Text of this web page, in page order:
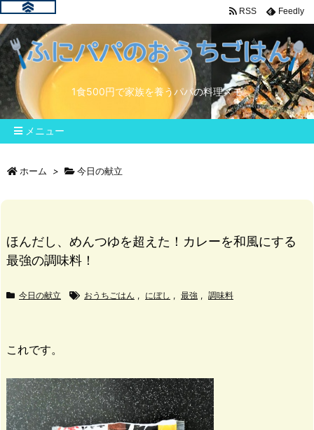
1食500円で家族を養うパパの料理メモ
メニュー
RSS Feedly
ホーム > 今日の献立
ほんだし、めんつゆを超えた！カレーを和風にする
最強の調味料！
今日の献立 おうちごはん , にぼし , 最強 , 調味料
これです。